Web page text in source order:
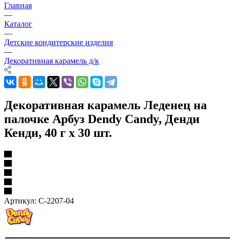
Главная
—
Каталог
—
Детские кондитерские изделия
—
Декоративная карамель д/к
Декоративная карамель Леденец на
палочке Арбуз Dendy Candy, Денди
Кенди, 40 г х 30 шт.
Артикул: С-2207-04